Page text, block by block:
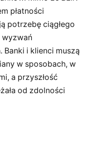
płatności
potrzebę ciągłego
i klienci muszą
w sposobach, w
a przyszłość
od zdolności